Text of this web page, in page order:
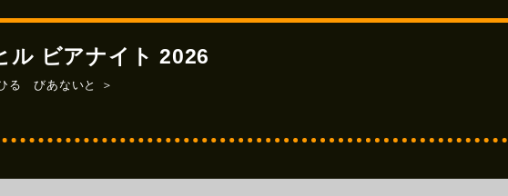
ル ビアナイト 2026
る びあないと ＞